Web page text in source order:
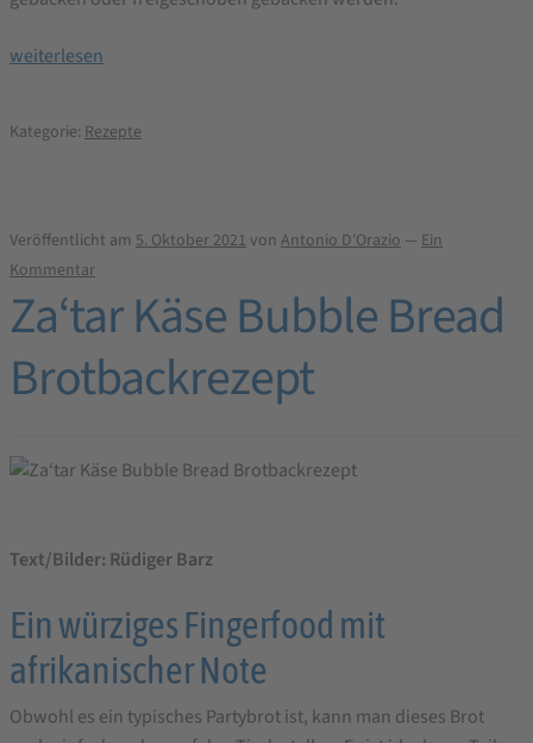
Ruchmehlkasten
weiterlesen
Kategorie: Rezepte
Veröffentlicht am 5. Oktober 2021von Antonio D'Orazio — Ein
Kommentar
Za‘tar Käse Bubble Bread
Brotbackrezept
Text/Bilder: Rüdiger Barz
Ein würziges Fingerfood mit
afrikanischer Note
Obwohl es ein typisches Partybrot ist, kann man dieses Brot